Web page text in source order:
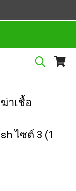
าเชื้อ
ไซต์ 3 (1